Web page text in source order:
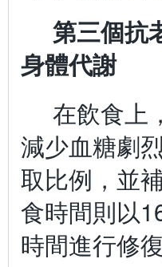
第三個抗
身體代謝
在飲食上
減少血糖劇
取比例，並
食時間則以
時間進行修